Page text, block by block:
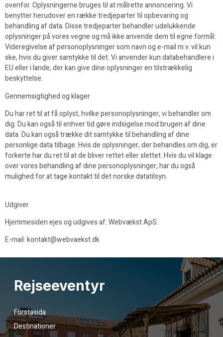
ovenfor. Oplysningerne bruges til at målrette annoncering. Vi
benytter herudover en række tredjeparter til opbevaring og
behandling af data. Disse tredjeparter behandler udelukkende
oplysninger på vores vegne og må ikke anvende dem til egne formål.
Videregivelse af personoplysninger som navn og e-mail m.v. vil kun
ske, hvis du giver samtykke til det. Vi anvender kun databehandlere i
EU eller i lande, der kan give dine oplysninger en tilstrækkelig
beskyttelse.
Gennemsigtighed og klager
Du har ret til at få oplyst, hvilke personoplysninger, vi behandler om
dig. Du kan også til enhver tid gøre indsigelse mod brugen af dine
data. Du kan også trække dit samtykke til behandling af dine
personlige data tilbage. Hvis de oplysninger, der behandles om dig, er
forkerte har du ret til at de bliver rettet eller slettet. Hvis du vil klage
over vores behandling af dine personoplysninger, har du også
mulighed for at tage kontakt til det norske datatilsyn.
Udgiver
Hjemmesiden ejes og udgives af: Webvækst ApS.
E-mail: kontakt@webvaekst.dk
Rejseeventyr
Förstasida
Destinationer